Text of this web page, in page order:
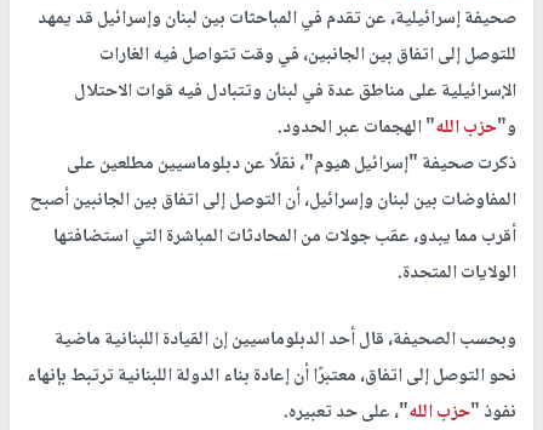
صحيفة إسرائيلية، عن تقدم في المباحثات بين لبنان وإسرائيل قد يمهد
للتوصل إلى اتفاق بين الجانبين، في وقت تتواصل فيه الغارات
الإسرائيلية على مناطق عدة في لبنان وتتبادل فيه قوات الاحتلال
و"حزب الله" الهجمات عبر الحدود.
ذكرت صحيفة "إسرائيل هيوم"، نقلًا عن دبلوماسيين مطلعين على
المفاوضات بين لبنان وإسرائيل، أن التوصل إلى اتفاق بين الجانبين أصبح
أقرب مما يبدو، عقب جولات من المحادثات المباشرة التي استضافتها
الولايات المتحدة.
وبحسب الصحيفة، قال أحد الدبلوماسيين إن القيادة اللبنانية ماضية
نحو التوصل إلى اتفاق، معتبرًا أن إعادة بناء الدولة اللبنانية ترتبط بإنهاء
نفوذ "حزب الله"، على حد تعبيره.